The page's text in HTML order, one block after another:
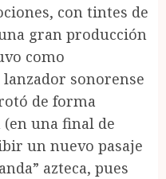
con tintes de
gran producción
como
sonorense
de forma
una final de
un nuevo pasaje
azteca, pues